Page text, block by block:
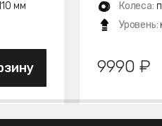
мм
Колеса:
Уровень:
9990 ₽